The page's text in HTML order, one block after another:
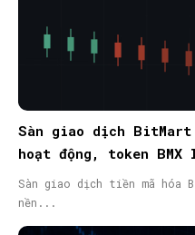
Sàn giao dịch BitMart
hoạt động, token BMX
Sàn giao dịch tiền mã hóa
nền...